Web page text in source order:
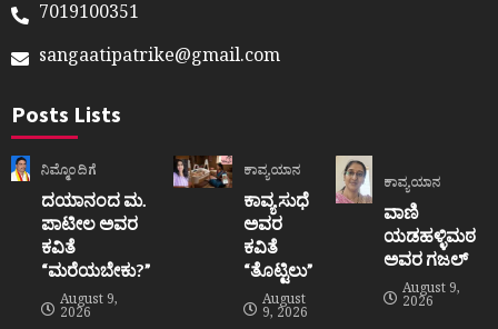
7019100351
sangaatipatrike@gmail.com
Posts Lists
ನಿಮ್ಮೊಂದಿಗೆ
ದಯಾನಂದ ಮ.
ಪಾಟೀಲ ಅವರ
ಕವಿತೆ
“ಮರೆಯಬೇಕು?”
August 9,
2026
ಕಾವ್ಯಯಾನ
ಕಾವ್ಯ ಸುಧೆ
ಅವರ
ಕವಿತೆ
“ತೊಟ್ಟಿಲು”
August
9, 2026
ಕಾವ್ಯಯಾನ
ವಾಣಿ
ಯಡಹಳ್ಳಿಮಠ
ಅವರ ಗಜಲ್
August 9,
2026